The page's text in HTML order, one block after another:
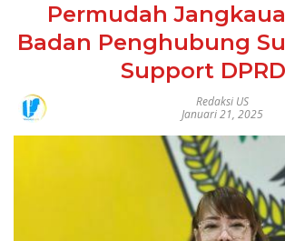
Permudah
Badan Penghubung
Support DPRD
Redaksi US
Januari 21, 2025